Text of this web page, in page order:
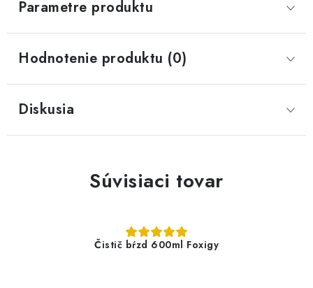
Parametre produktu
Hodnotenie produktu (0)
Diskusia
Súvisiaci tovar
Čistič bŕzd 600ml Foxigy